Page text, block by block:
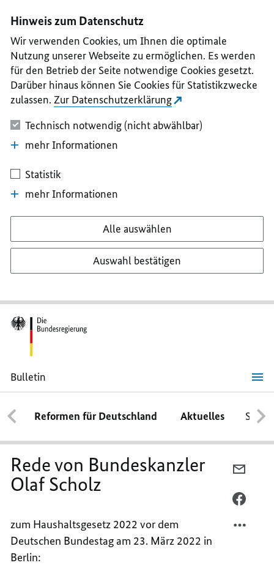
II
III
IV
V
Hinweis zum Datenschutz
Wir verwenden Cookies, um Ihnen die optimale
Nutzung unserer Webseite zu ermöglichen. Es werden
für den Betrieb der Seite notwendige Cookies gesetzt.
Darüber hinaus können Sie Cookies für Statistikzwecke
zulassen. Zur Datenschutzerklärung
Technisch notwendig (nicht abwählbar)
mehr Informationen
Statistik
mehr Informationen
Alle auswählen
Auswahl bestätigen
Bulletin
Rede
von
Bundeskanzler
Olaf
Scholz
Reformen für Deutschland Aktuelles
Rede von Bundeskanzler
Olaf Scholz
zum Haushaltsgesetz 2022 vor dem
Deutschen Bundestag am 23. März 2022 in
Berlin: